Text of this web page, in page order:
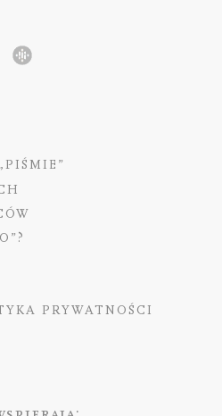
PRYWATNOŚCI